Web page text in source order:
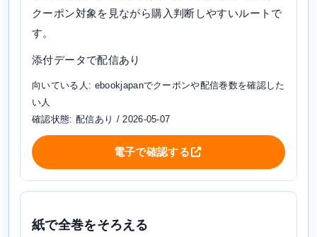
クーポン対象を見ながら購入判断しやすいルートで
す。
添付データで配信あり
向いている人: ebookjapanでクーポンや配信巻数を確認した
い人
確認状態: 配信あり / 2026-05-07
電子で確認する
紙で全巻をそろえる